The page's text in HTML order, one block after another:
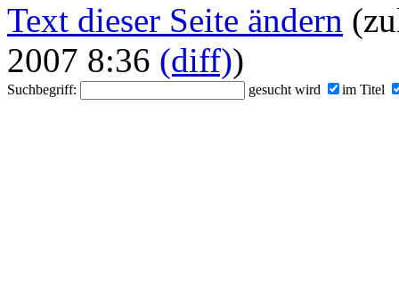
Text dieser Seite ändern
2007 8:36 (diff))
Suchbegriff: gesucht wird im Titel